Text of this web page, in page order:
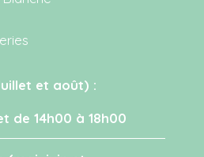
et août) :
de 14h00 à 18h00